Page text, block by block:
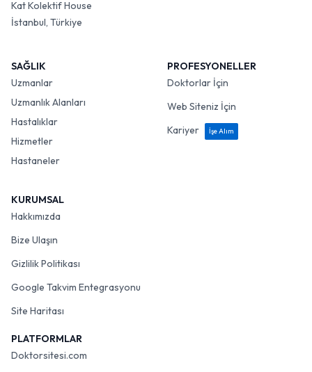
Kat Kolektif House
İstanbul, Türkiye
SAĞLIK
Uzmanlar
Uzmanlık Alanları
Hastalıklar
Hizmetler
Hastaneler
PROFESYONELLER
Doktorlar İçin
Web Siteniz İçin
Kariyer
İşe Alım
KURUMSAL
Hakkımızda
Bize Ulaşın
Gizlilik Politikası
Google Takvim Entegrasyonu
Site Haritası
PLATFORMLAR
Doktorsitesi.com